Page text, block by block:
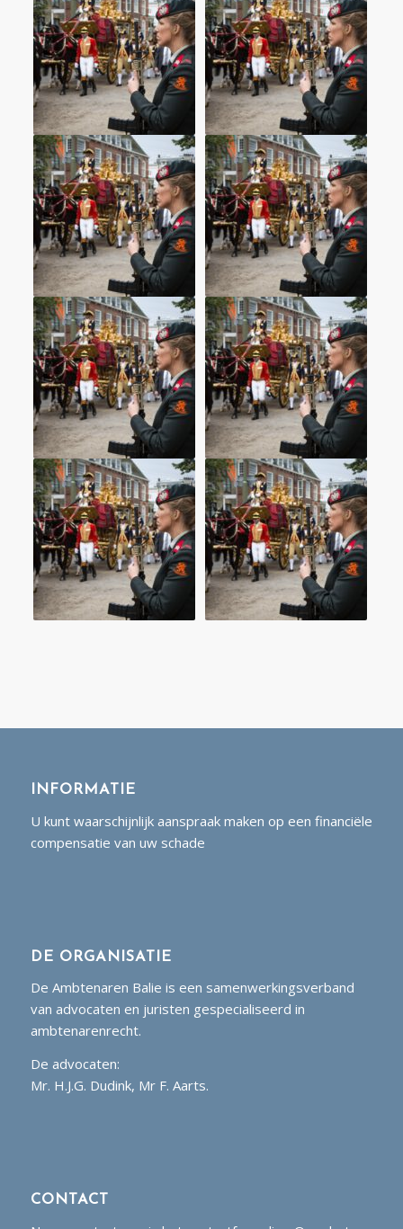
INFORMATIE
U kunt waarschijnlijk aanspraak maken op een financiële
compensatie van uw schade
DE ORGANISATIE
De Ambtenaren Balie is een samenwerkingsverband
van advocaten en juristen gespecialiseerd in
ambtenarenrecht.
De advocaten:
Mr. H.J.G. Dudink, Mr F. Aarts.
CONTACT